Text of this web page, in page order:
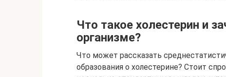
Что такое холестерин и
организме?
Что может рассказать
образования о холестерине? Стоит